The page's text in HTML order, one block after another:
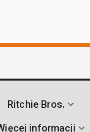
Ritchie Bros.
informacji